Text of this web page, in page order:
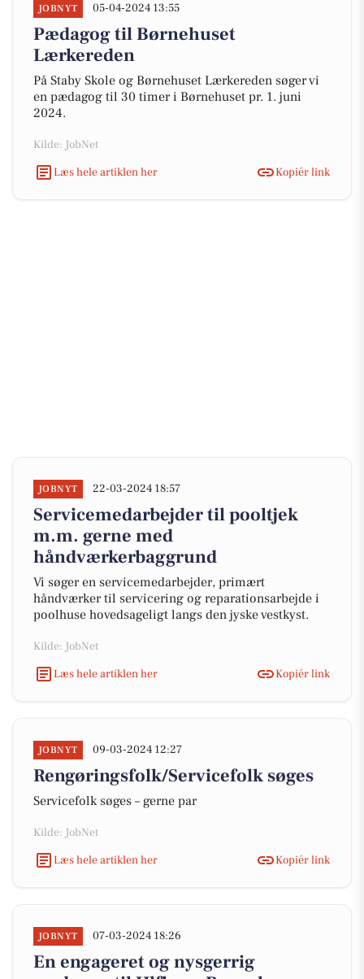
JOBNYT 05-04-2024 13:55
Pædagog til Børnehuset
Lærkereden
På Staby Skole og Børnehuset Lærkereden søger vi
en pædagog til 30 timer i Børnehuset pr. 1. juni
2024.
Kilde: JobNet
Læs hele artiklen her
Kopiér link
JOBNYT 22-03-2024 18:57
Servicemedarbejder til pooltjek
m.m. gerne med
håndværkerbaggrund
Vi søger en servicemedarbejder, primært
håndværker til servicering og reparationsarbejde i
poolhuse hovedsageligt langs den jyske vestkyst.
Kilde: JobNet
Læs hele artiklen her
Kopiér link
JOBNYT 09-03-2024 12:27
Rengøringsfolk/Servicefolk søges
Servicefolk søges – gerne par
Kilde: JobNet
Læs hele artiklen her
Kopiér link
JOBNYT 07-03-2024 18:26
En engageret og nysgerrig